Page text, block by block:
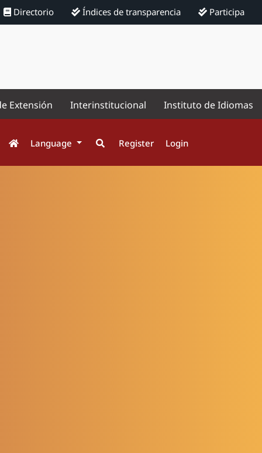
Directorio Índices de transparencia Participa
Extensión Interinstitucional Instituto de Idiomas
Language Register Login